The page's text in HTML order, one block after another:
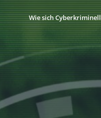
Wie sich